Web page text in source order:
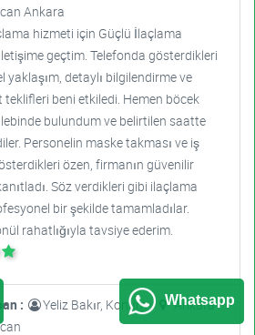
Ankara
hizmeti için Güçlü İlaçlama
geçtim. Telefonda gösterdikleri
yaklaşım, detaylı bilgilendirme ve
beni etkiledi. Hemen böcek
bulundum ve belirtilen saatte
Personelin maske takması ve iş
özen, firmanın güvenilir
Söz verdikleri gibi ilaçlama
bir şekilde tamamladılar.
rahatlığıyla tavsiye ederim.
: Yeliz Bakır, Konum :
Ankara
Whatsapp